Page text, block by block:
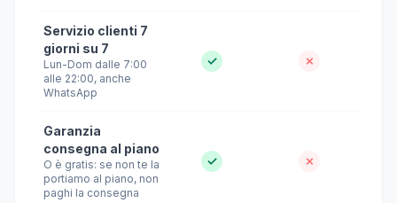
Servizio clienti 7
giorni su 7
Lun-Dom dalle 7:00
alle 22:00, anche
WhatsApp
✓ ✗
Garanzia
consegna al piano
O è gratis: se non te la
portiamo al piano, non
paghi la consegna
✓ ✗